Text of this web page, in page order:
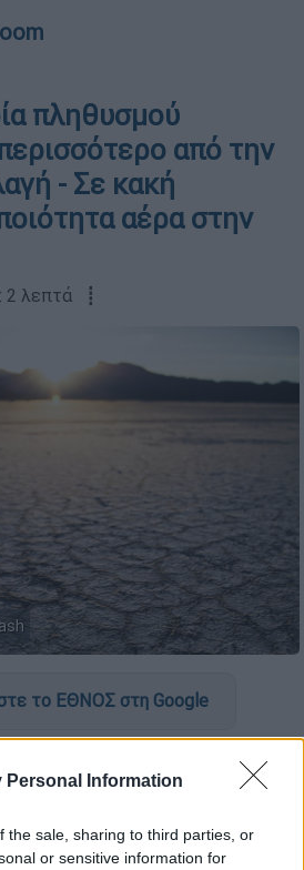
Personal Information
the sale, sharing to third parties, or
or sensitive information for
πληθυσμού
από την
- Σε κακή
αέρα στην
2 λεπτά ┋
το ΕΘΝΟΣ στη Google
άλλες παθήσεις των
από τηνκλιματική